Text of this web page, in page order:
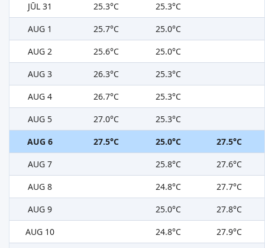
JŪL 31
25.3°C
25.3°C
AUG 1
25.7°C
25.0°C
AUG 2
25.6°C
25.0°C
AUG 3
26.3°C
25.3°C
AUG 4
26.7°C
25.3°C
AUG 5
27.0°C
25.3°C
AUG 6
27.5°C 25.0°C
27.5°C
AUG 7
25.8°C
27.6°C
AUG 8
24.8°C
27.7°C
AUG 9
25.0°C
27.8°C
AUG 10
24.8°C
27.9°C